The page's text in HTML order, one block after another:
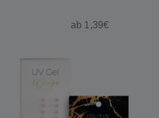
ab 1,39€